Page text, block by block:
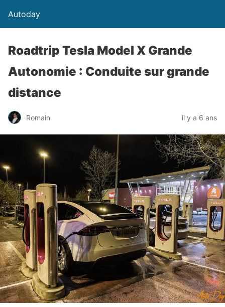
Autoday
Roadtrip Tesla Model X Grande
Autonomie : Conduite sur grande
distance
Romain il y a 6 ans